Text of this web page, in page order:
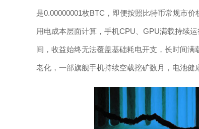
是0.00000001枚BTC，即便按照比特币常规市
用电成本层面计算，手机CPU、GPU满载持续
间，收益始终无法覆盖基础耗电开支，长时间
老化，一部旗舰手机持续空载挖矿数月，电池健